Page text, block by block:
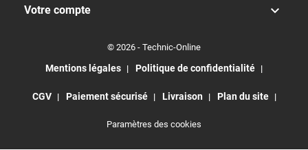
Votre compte 
© 2026 - Technic-Online
Mentions légales Politique de confidentialité
CGV Paiement sécurisé Livraison Plan du site
Paramètres des cookies